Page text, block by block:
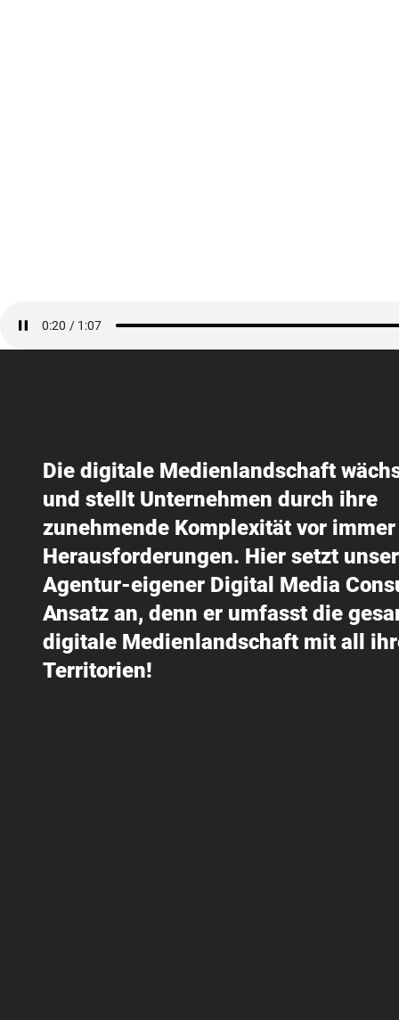
Die digitale Medienlandschaft
und stellt Unternehmen durch ihre
zunehmende Komplexität vor
Herausforderungen. Hier setzt unser
Agentur-eigener Digital Media
Ansatz an, denn er umfasst die
digitale Medienlandschaft mit all
Territorien!